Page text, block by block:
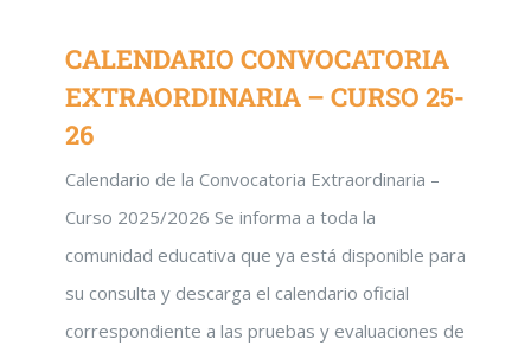
CALENDARIO CONVOCATORIA
EXTRAORDINARIA – CURSO 25-
26
Calendario de la Convocatoria Extraordinaria –
Curso 2025/2026 Se informa a toda la
comunidad educativa que ya está disponible para
su consulta y descarga el calendario oficial
correspondiente a las pruebas y evaluaciones de